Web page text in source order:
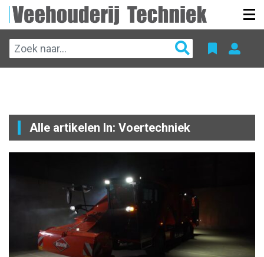
Alle artikelen In: Voertechniek